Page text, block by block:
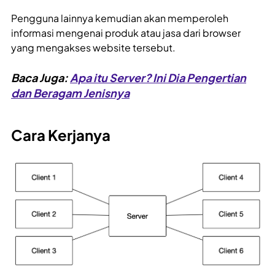
Pengguna lainnya kemudian akan memperoleh
informasi mengenai produk atau jasa dari browser
yang mengakses website tersebut.
Baca Juga:Apa itu Server? Ini Dia Pengertian
dan Beragam Jenisnya
Cara Kerjanya